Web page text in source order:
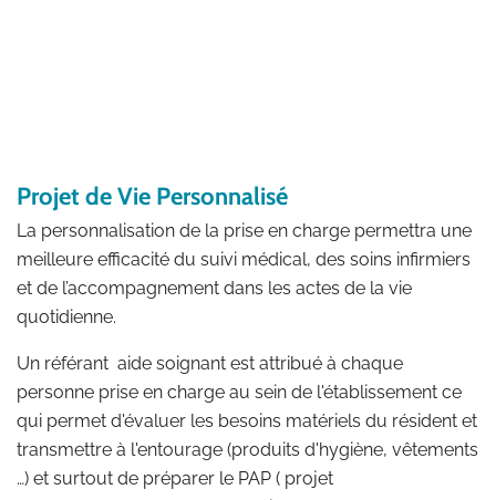
Projet de Vie Personnalisé
La personnalisation de la prise en charge permettra une
meilleure efficacité du suivi médical, des soins infirmiers
et de l’accompagnement dans les actes de la vie
quotidienne.
Un référant aide soignant est attribué à chaque
personne prise en charge au sein de l'établissement ce
qui permet d'évaluer les besoins matériels du résident et
transmettre à l'entourage (produits d'hygiène, vêtements
…) et surtout de préparer le PAP ( projet